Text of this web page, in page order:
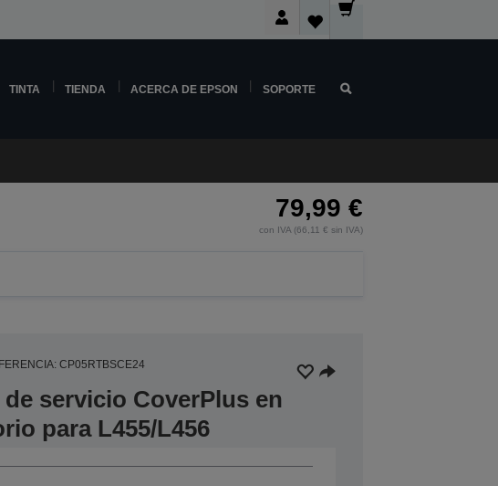
TINTA TIENDA ACERCA DE EPSON SOPORTE
79,99 €
con IVA (66,11 € sin IVA)
CP05RTBSCE24
de servicio CoverPlus en
para L455/L456